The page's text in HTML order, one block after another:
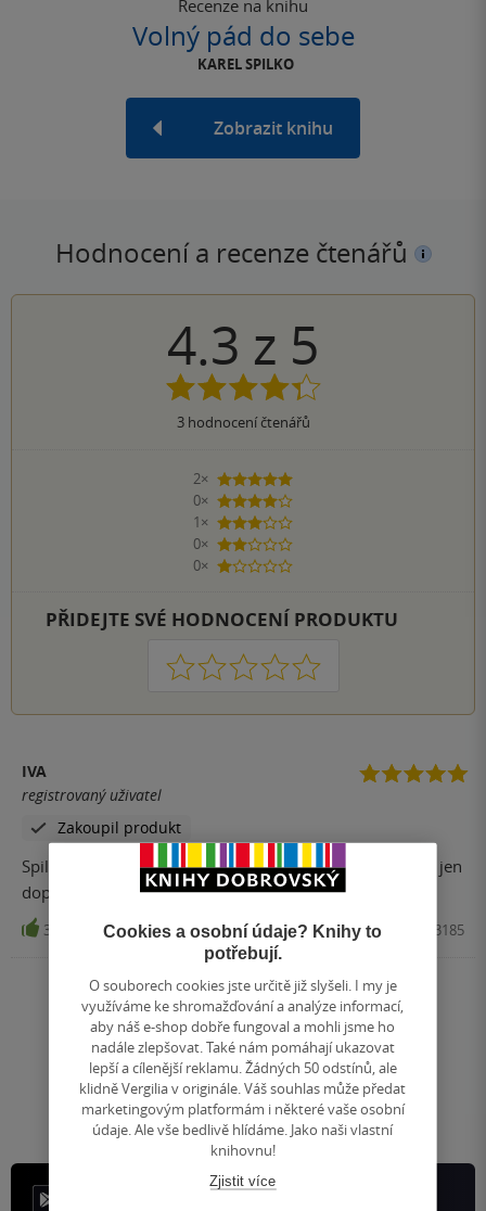
Recenze na knihu
Volný pád do sebe
KAREL SPILKO
Zobrazit knihu
Hodnocení a recenze čtenářů
4.3 z 5
3hodnocení čtenářů
2×
5 hvězdiček
0×
4 hvězdičky
1×
3 hvězdičky
0×
2 hvězdičky
0×
1 hvezdička
PŘIDEJTE SVÉ HODNOCENÍ PRODUKTU
1 2 3 4 5
IVA
registrovaný uživatel
Zakoupil produkt
Spilko je úžasný autor a všechny jeho knihy mohu jen a jen
doporučit, především těm, kteří jsou "na cestě k sobě".
3 Kniha, Trans World Tour, 2018, 9788087913185
Nahoru
Zobrazeno 20 z 20
1
Přejít
na
stránku
/ 1
Cookies a osobní údaje? Knihy to
potřebují.
O souborech cookies jste určitě již slyšeli. I my je
využíváme ke shromažďování a analýze informací,
aby náš e-shop dobře fungoval a mohli jsme ho
nadále zlepšovat. Také nám pomáhají ukazovat
lepší a cílenější reklamu. Žádných 50 odstínů, ale
klidně Vergilia v originále. Váš souhlas může předat
marketingovým platformám i některé vaše osobní
údaje. Ale vše bedlivě hlídáme. Jako naši vlastní
knihovnu!
Zjistit více